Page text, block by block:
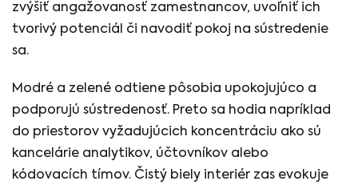
zvýšiť angažovanosť zamestnancov, uvoľniť ich
tvorivý potenciál či navodiť pokoj na sústredenie
sa.
Modré a zelené odtiene pôsobia upokojujúco a
podporujú sústredenosť. Preto sa hodia napríklad
do priestorov vyžadujúcich koncentráciu ako sú
kancelárie analytikov, účtovníkov alebo
kódovacích tímov. Čistý biely interiér zas evokuje